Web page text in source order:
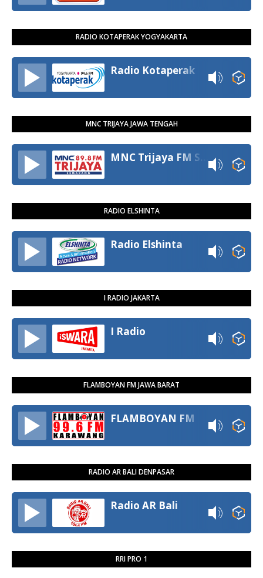
RADIO KOTAPERAK YOGYAKARTA
Radio Kotaperak
MNC TRIJAYA JAWA TENGAH
RADIO ELSHINTA
Radio Elshinta
I RADIO JAKARTA
I Radio
FLAMBOYAN FM JAWA BARAT
FLAMBOYAN FM
RADIO AR BALI DENPASAR
Radio AR Bali
RRI PRO 1